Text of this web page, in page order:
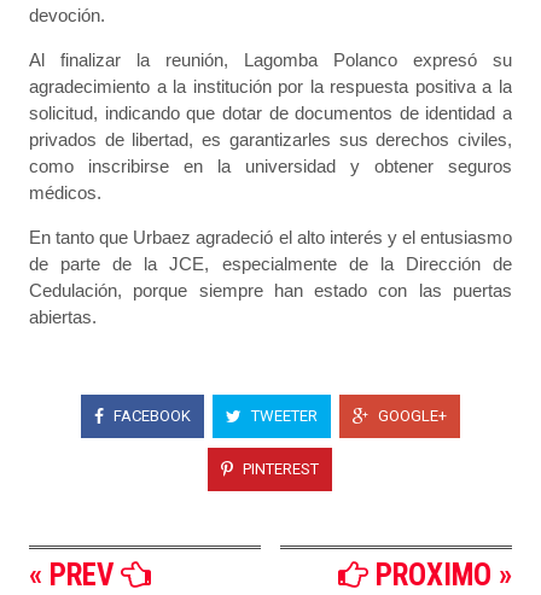
devoción.
Al finalizar la reunión, Lagomba Polanco expresó su
agradecimiento a la institución por la respuesta positiva a la
solicitud, indicando que dotar de documentos de identidad a
privados de libertad, es garantizarles sus derechos civiles,
como inscribirse en la universidad y obtener seguros
médicos.
En tanto que Urbaez agradeció el alto interés y el entusiasmo
de parte de la JCE, especialmente de la Dirección de
Cedulación, porque siempre han estado con las puertas
abiertas.
FACEBOOK TWEETER GOOGLE+
PINTEREST
« PREV PROXIMO »